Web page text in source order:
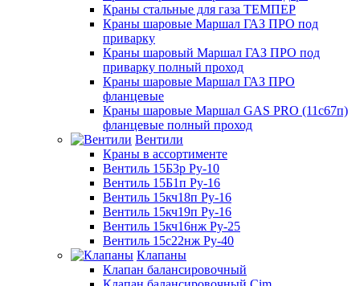
Краны стальные для газа ТЕМПЕР
Краны шаровые Маршал ГАЗ ПРО под
приварку
Краны шаровый Маршал ГАЗ ПРО под
приварку полный проход
Краны шаровые Маршал ГАЗ ПРО
фланцевые
Краны шаровые Маршал GAS PRO (11с67п)
фланцевые полный проход
Вентили
Краны в ассортименте
Вентиль 15Б3р Ру-10
Вентиль 15Б1п Ру-16
Вентиль 15кч18п Ру-16
Вентиль 15кч19п Ру-16
Вентиль 15кч16нж Ру-25
Вентиль 15с22нж Ру-40
Клапаны
Клапан балансировочный